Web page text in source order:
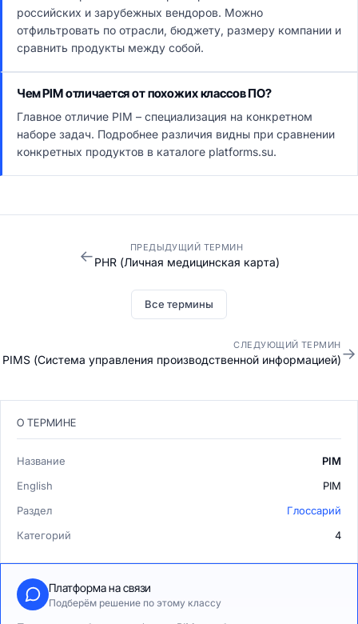
российских и зарубежных вендоров. Можно
отфильтровать по отрасли, бюджету, размеру компании и
сравнить продукты между собой.
Чем PIM отличается от похожих классов ПО?
Главное отличие PIM – специализация на конкретном
наборе задач. Подробнее различия видны при сравнении
конкретных продуктов в каталоге platforms.su.
← ПРЕДЫДУЩИЙ ТЕРМИН
PHR (Личная медицинская карта)
Все термины
СЛЕДУЮЩИЙ ТЕРМИН
PIMS (Система управления производственной информацией)→
О ТЕРМИНЕ
Название
PIM
English
PIM
Раздел
Глоссарий
Категорий
4
Платформа на связи
Подберём решение по этому классу